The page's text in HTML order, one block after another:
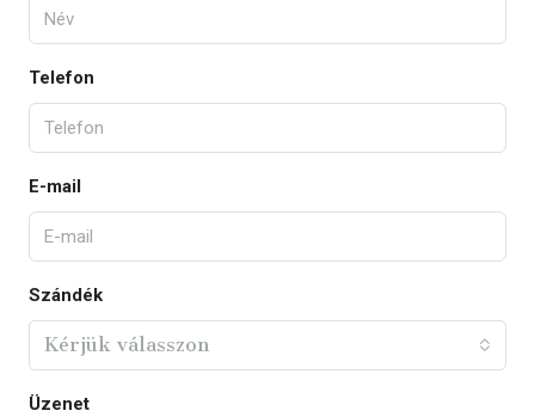
Telefon
E-mail
Szándék
Kérjük válasszon
Üzenet